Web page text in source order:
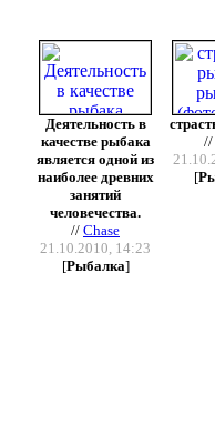
Деятельность в
качестве рыбака
является одной из
наиболее древних
занятий
человечества.
// Chase
21.10.2010, 14:23
[Рыбалка]
//
[